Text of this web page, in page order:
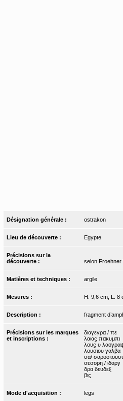
Désignation générale : ostrakon
Lieu de découverte : Egypte
Précisions sur la
découverte :
selon
Matières et techniques : argile
Mesures : H. 9,6 cm, L. 8
Description : fragment
Précisions sur les marques
et inscriptions :
διαγεγρα / πε
λαιαϛ πακυμπι
λουϛ υ
λουσιου γαλβα
σα/
σεσορη / ιδαργ
δρα δευδεξ
βιϛ
Mode d'acquisition : legs